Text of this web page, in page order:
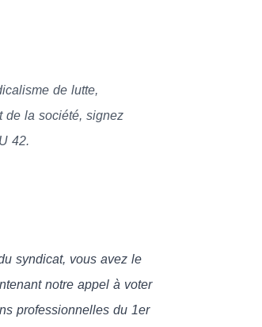
de lutte,
de la société, signez
42.
syndicat, vous avez le
notre appel à voter
professionnelles du 1er